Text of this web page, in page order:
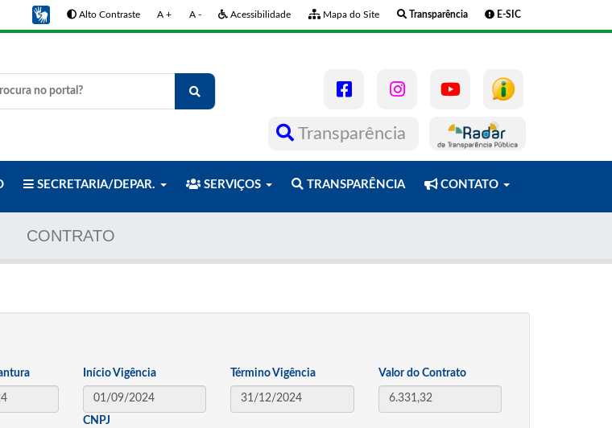
Alto Contraste A + A - Acessibilidade Mapa do Site Transparência E-SIC
Transparência
SECRETARIA/DEPAR. SERVIÇOS TRANSPARÊNCIA CONTATO
CONTRATO
Início Vigência Término Vigência Valor do Contrato
CNPJ